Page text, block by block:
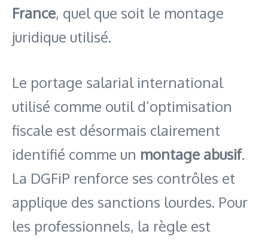
France, quel que soit le montage
juridique utilisé.
Le portage salarial international
utilisé comme outil d’optimisation
fiscale est désormais clairement
identifié comme un montage abusif.
La DGFiP renforce ses contrôles et
applique des sanctions lourdes. Pour
les professionnels, la règle est